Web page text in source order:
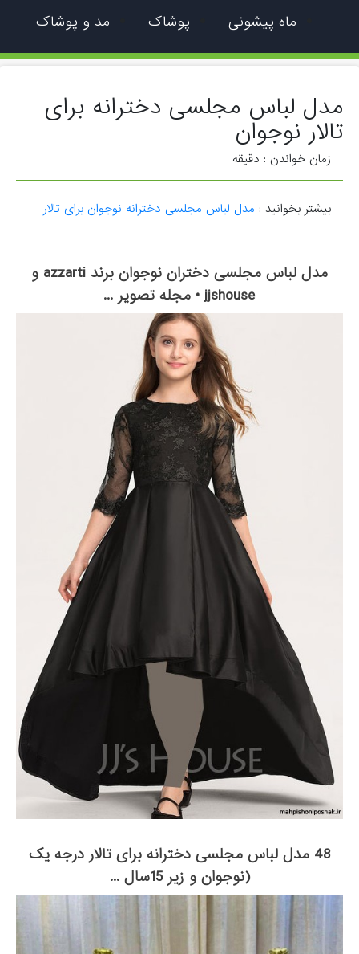
ماه پیشونی پوشاک مد و پوشاک
مدل لباس مجلسی دخترانه برای
تالار نوجوان
زمان خواندن : دقیقه
بیشتر بخوانید : مدل لباس مجلسی دخترانه نوجوان برای تالار
مدل لباس مجلسی دختران نوجوان برند azzarti و
jjshouse • مجله تصویر ...
48 مدل لباس مجلسی دخترانه برای تالار درجه یک
(نوجوان و زیر 15سال ...